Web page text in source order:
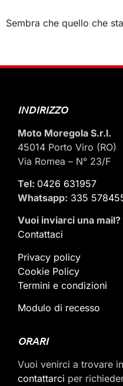
Sembra che quello che
INDIRIZZO
Moto Moregola S.r.l.
45014 Porto Viro (RO)
Via Romea – N° 23/F
Tel: 0426 631957
Whatsapp: 335
Vuoi inviarci una mail?
Contattaci
Privacy policy
Cookie Policy
Termini e condizioni
Modulo di recesso
ORARI
Vuoi venirci a trovare
contattarci per